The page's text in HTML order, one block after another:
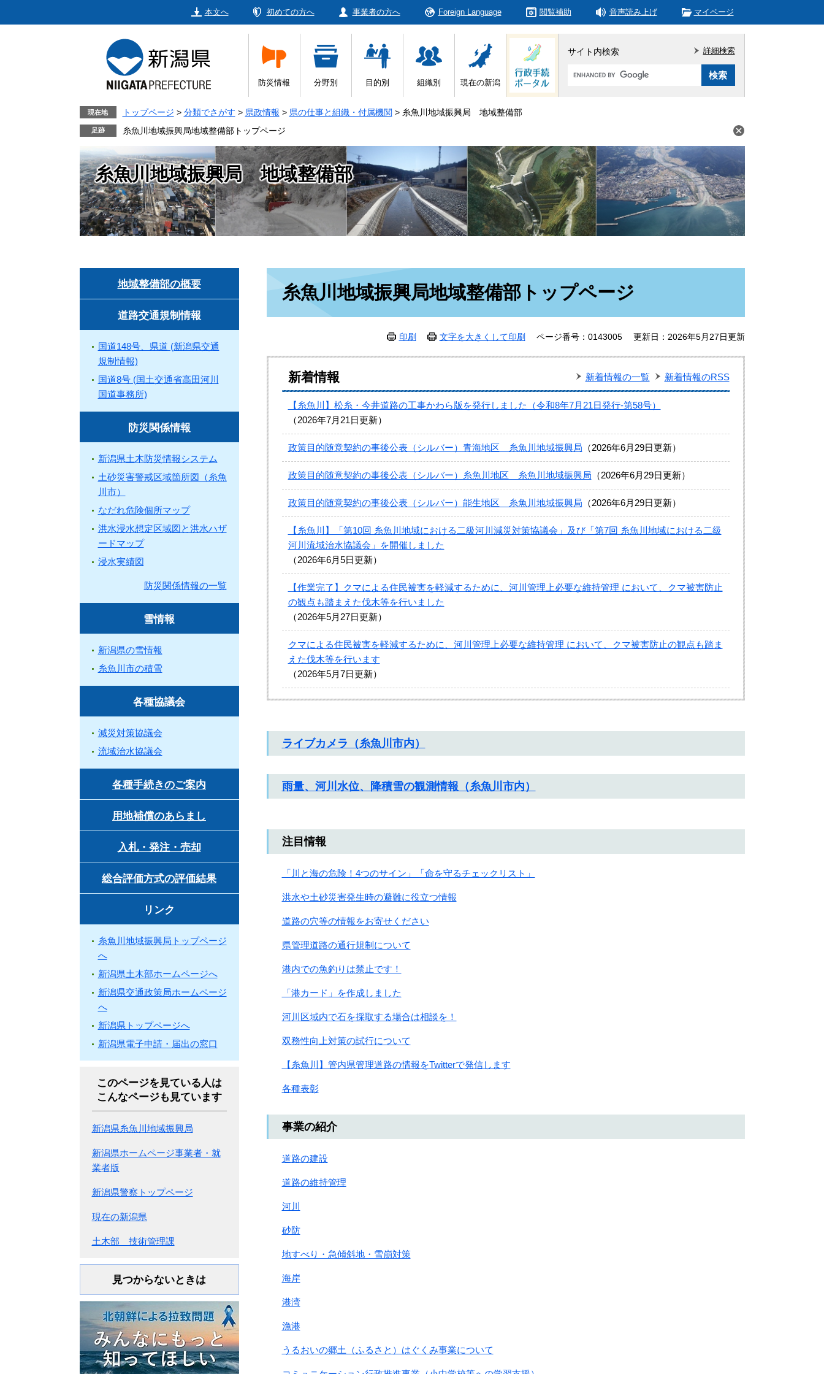
本文へ 初めての方へ 事業者の方へ Foreign Language 閲覧補助 音声読み上げ マイページ
防災情報 分野別 目的別 組織別 現在の新潟
サイト内検索
Google
索
詳細検索
現在地 トップページ > 分類でさがす > 県政情報 > 県の仕事と組織・付属機関 > 糸魚川地域振興局 地域整備部
糸魚川地域振興局地域整備部トップページ
糸魚川地域振興局 地域整備部
糸魚川地域振興局地域整備部トップページ
印刷 文字を大きくして印刷 ページ番号：0143005 更新日：2026年5月27日更新
新着情報
2026年7月21日更新
【糸魚川】松糸・今井道路の工事かわら版を発行しました（令和8年7月21日発行-第58号）
2026年6月29日更新
政策目的随意契約の事後公表（シルバー）青海地区 糸魚川地域振興局
2026年6月29日更新
政策目的随意契約の事後公表（シルバー）糸魚川地区 糸魚川地域振興局
2026年6月29日更新
政策目的随意契約の事後公表（シルバー）能生地区 糸魚川地域振興局
2026年6月5日更新
【糸魚川】「第10回 糸魚川地域における二級河川減災対策協議会」及び「第7回 糸魚川地域における二級
河川流域治水協議会」を開催しました
2026年5月27日更新
【作業完了】クマによる住民被害を軽減するために、河川管理上必要な維持管理 において、クマ被害防止
の観点も踏まえた伐木等を行いました
2026年5月7日更新
クマによる住民被害を軽減するために、河川管理上必要な維持管理 において、クマ被害防止の観点も踏ま
えた伐木等を行います
新着情報の一覧 新着情報のRSS
ライブカメラ（糸魚川市内）
雨量、河川水位、降積雪の観測情報（糸魚川市内）
注目情報
「川と海の危険！4つのサイン」「命を守るチェックリスト」
洪水や土砂災害発生時の避難に役立つ情報
道路の穴等の情報をお寄せください
県管理道路の通行規制について
港内での魚釣りは禁止です！
「港カード」を作成しました
河川区域内で石を採取する場合は相談を！
双務性向上対策の試行について
【糸魚川】管内県管理道路の情報をTwitterで発信します
各種表彰
事業の紹介
道路の建設
道路の維持管理
河川
砂防
地すべり・急傾斜地・雪崩対策
海岸
港湾
漁港
うるおいの郷土（ふるさと）はぐくみ事業について
地域整備部の概要
道路交通規制情報
国道148号、県道 (新潟県交通
規制情報)
国道8号 (国土交通省高田河川
国道事務所)
防災関係情報
新潟県土木防災情報システム
土砂災害警戒区域箇所図（糸魚
川市）
なだれ危険個所マップ
洪水浸水想定区域図と洪水ハザ
ードマップ
浸水実績図
防災関係情報の一覧
雪情報
新潟県の雪情報
糸魚川市の積雪
各種協議会
減災対策協議会
流域治水協議会
各種手続きのご案内
用地補償のあらまし
入札・発注・売却
総合評価方式の評価結果
リンク
糸魚川地域振興局トップページ
へ
新潟県土木部ホームページへ
新潟県交通政策局ホームページ
へ
新潟県トップページへ
新潟県電子申請・届出の窓口
このページを見ている人は
こんなページも見ています
新潟県糸魚川地域振興局
新潟県ホームページ事業者・就
業者版
新潟県警察トップページ
現在の新潟県
土木部 技術管理課
見つからないときは